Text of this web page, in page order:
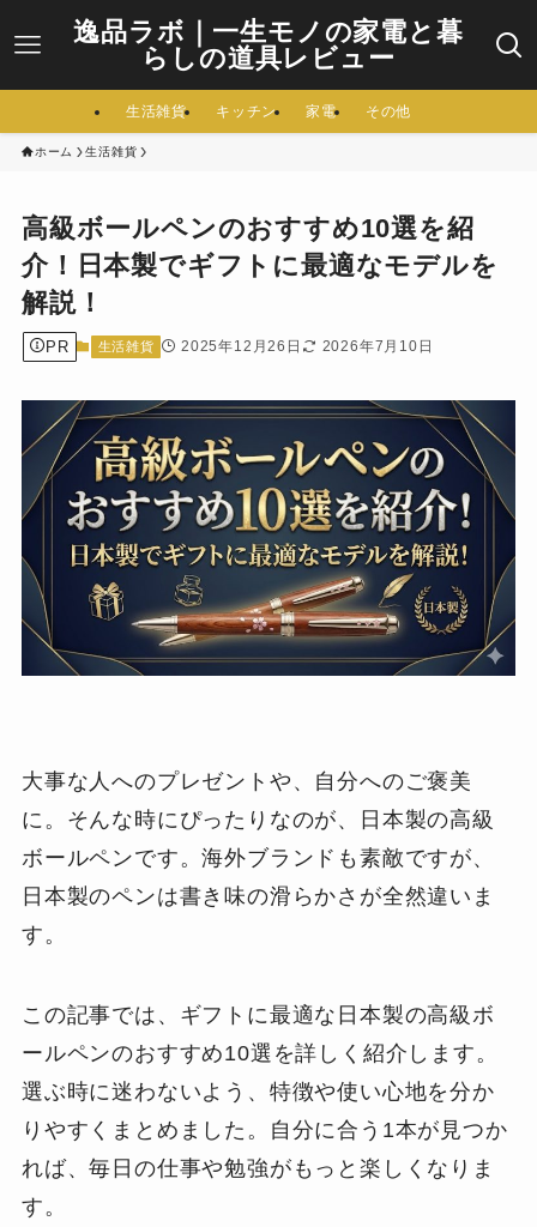
逸品ラボ｜一生モノの家電と暮
らしの道具レビュー
生活雑貨 キッチン 家電 その他
ホーム 生活雑貨
高級ボールペンのおすすめ10選を紹
介！日本製でギフトに最適なモデルを
解説！
PR 生活雑貨 2025年12月26日 2026年7月10日
大事な人へのプレゼントや、自分へのご褒美
に。そんな時にぴったりなのが、日本製の高級
ボールペンです。海外ブランドも素敵ですが、
日本製のペンは書き味の滑らかさが全然違いま
す。
この記事では、ギフトに最適な日本製の高級ボ
ールペンのおすすめ10選を詳しく紹介します。
選ぶ時に迷わないよう、特徴や使い心地を分か
りやすくまとめました。自分に合う1本が見つか
れば、毎日の仕事や勉強がもっと楽しくなりま
す。